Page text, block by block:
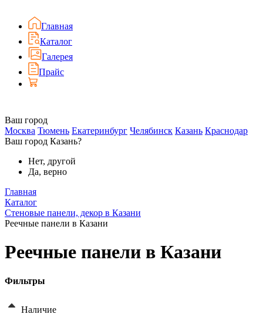
Главная
Каталог
Галерея
Прайс
Ваш город
Москва Тюмень Екатеринбург Челябинск Казань Краснодар
Ваш город Казань?
Нет, другой
Да, верно
Главная
Каталог
Стеновые панели, декор в Казани
Реечные панели в Казани
Реечные панели в Казани
Фильтры
Наличие